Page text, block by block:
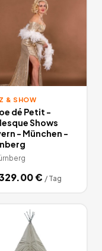
Show-Einlagen für
& SHOW
dé Petit -
Shows
- München -
€ / Tag